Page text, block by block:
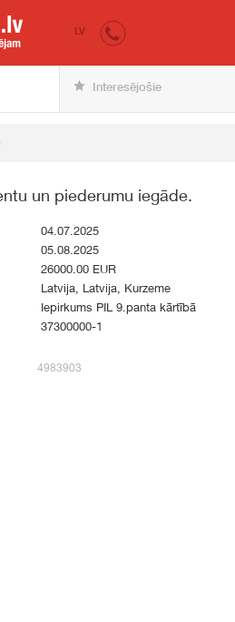
iepirkumi.lv
LV
Interesējošie
un piederumu iegāde.
04.07.2025
05.08.2025
26000.00 EUR
Latvija, Latvija, Kurzeme
Iepirkums PIL 9.panta kārtībā
37300000-1
4983903